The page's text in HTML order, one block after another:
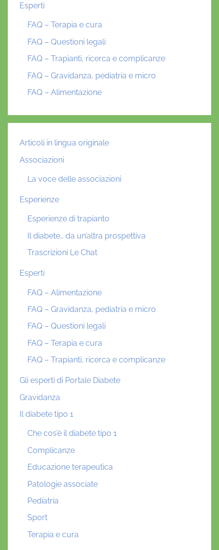
Esperti
FAQ – Terapia e cura
FAQ – Questioni legali
FAQ – Trapianti, ricerca e complicanze
FAQ – Gravidanza, pediatria e micro
FAQ – Alimentazione
Articoli in lingua originale
Associazioni
La voce delle associazioni
Esperienze
Esperienze di trapianto
Il diabete… da un’altra prospettiva
Trascrizioni Le Chat
Esperti
FAQ – Alimentazione
FAQ – Gravidanza, pediatria e micro
FAQ – Questioni legali
FAQ – Terapia e cura
FAQ – Trapianti, ricerca e complicanze
Gli esperti di Portale Diabete
Gravidanza
Il diabete tipo 1
Che cos’è il diabete tipo 1
Complicanze
Educazione terapeutica
Patologie associate
Pediatria
Sport
Terapia e cura